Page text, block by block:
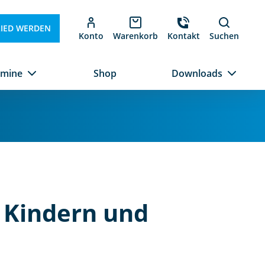
WERDEN
Konto Warenkorb Kontakt Suchen
Shop Downloads
und